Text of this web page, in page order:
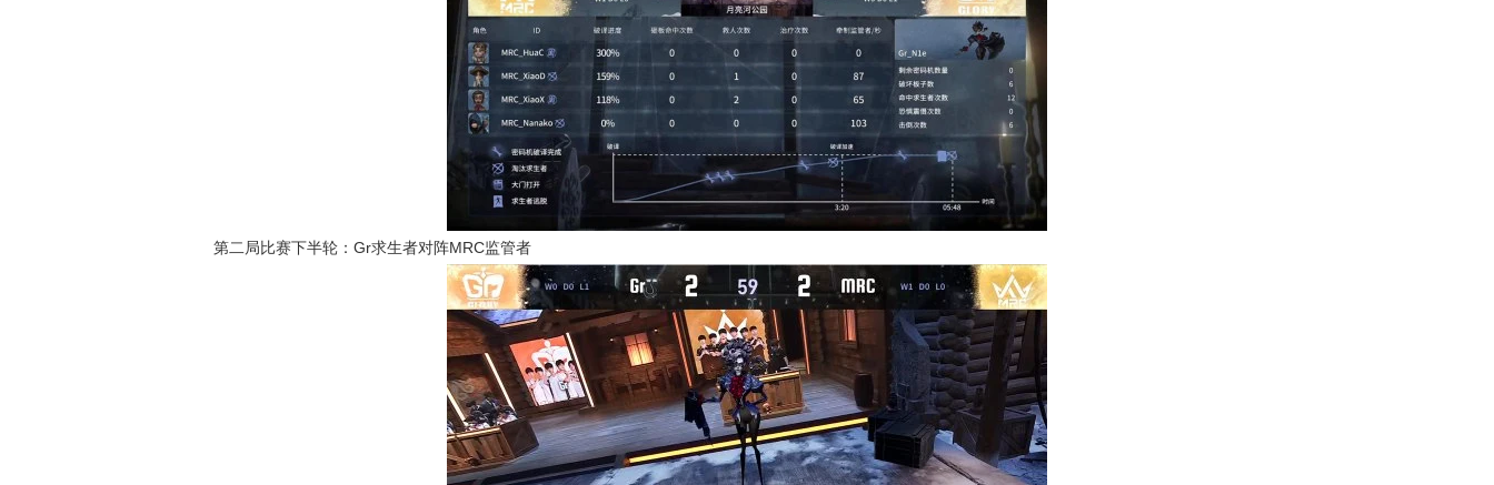
第二局比赛下半轮：Gr求生者对阵MRC监管者